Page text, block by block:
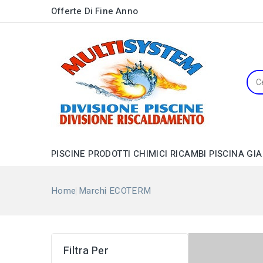
Offerte Di Fine Anno
PISCINE PRODOTTI CHIMICI RICAMBI PISCINA
Home Marchi ECOTERM
Filtra Per